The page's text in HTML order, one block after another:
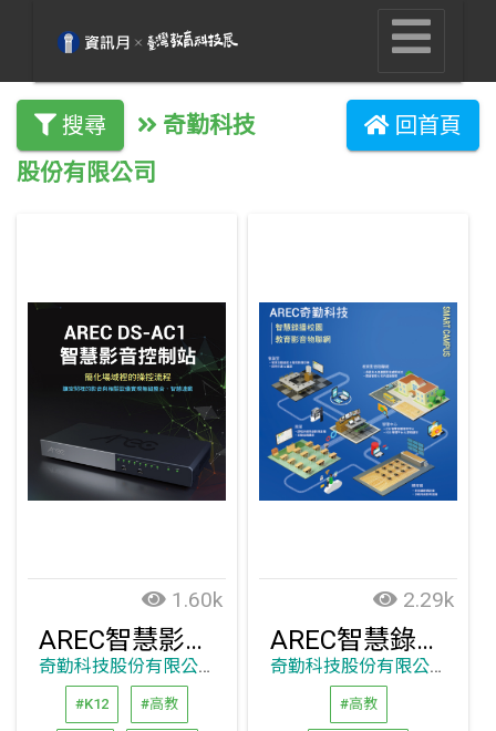
搜尋
奇勤科技
股份有限公司
回首頁
1.60k
AREC智慧影音控制解決方案
奇勤科技股份有限公司
#K12 #高教
2.29k
AREC智慧錄播校園解決方案
奇勤科技股份有限公司
#高教